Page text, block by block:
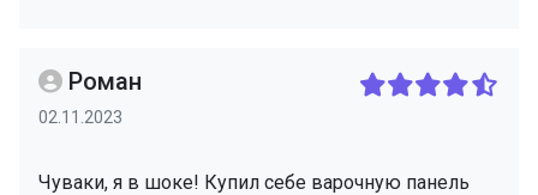
Роман
02.11.2023
Чуваки, я в шоке! Купил себе варочную панель